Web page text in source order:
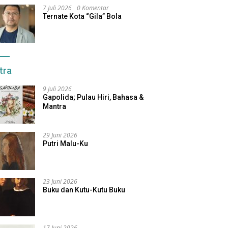
7 Juli 2026 0 Komentar
Ternate Kota “Gila” Bola
9 Juli 2026
Gapolida; Pulau Hiri, Bahasa &
Mantra
29 Juni 2026
Putri Malu-Ku
23 Juni 2026
Buku dan Kutu-Kutu Buku